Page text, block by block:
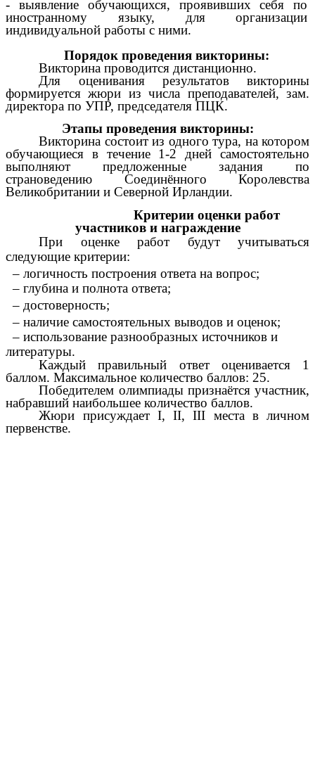
- выявление обучающихся, проявивших себя по
иностранному языку, для организации
индивидуальной работы с ними.
Порядок проведения викторины:
Викторина проводится дистанционно.
Для оценивания результатов викторины
формируется жюри из числа преподавателей, зам.
директора по УПР, председателя ПЦК.
Этапы проведения викторины:
Викторина состоит из одного тура, на котором
обучающиеся в течение 1-2 дней самостоятельно
выполняют предложенные задания по
страноведению Соединённого Королевства
Великобритании и Северной Ирландии.
Критерии оценки работ
участников и награждение
При оценке работ будут учитываться
следующие критерии:
– логичность построения ответа на вопрос;
– глубина и полнота ответа;
– достоверность;
– наличие самостоятельных выводов и оценок;
– использование разнообразных источников и
литературы.
Каждый правильный ответ оценивается 1
баллом. Максимальное количество баллов: 25.
Победителем олимпиады признаётся участник,
набравший наибольшее количество баллов.
Жюри присуждает I, II, III места в личном
первенстве.